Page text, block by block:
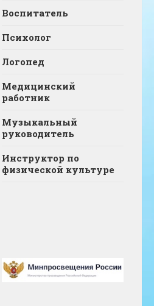
Воспитатель
Психолог
Логопед
Медицинский
работник
Музыкальный
руководитель
Инструктор по
физической культуре